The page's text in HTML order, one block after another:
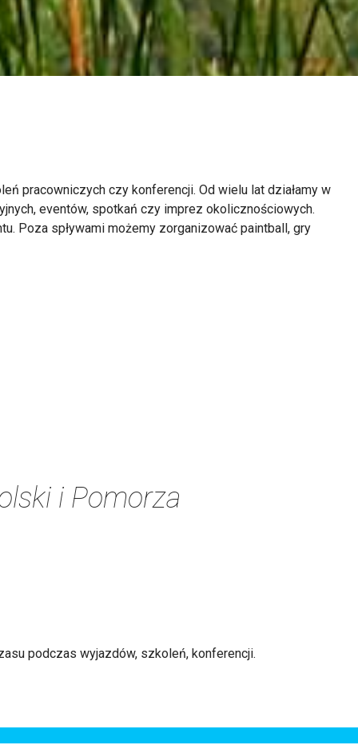
pracowniczych czy konferencji. Od wielu lat działamy w
eventów, spotkań czy imprez okolicznościowych.
Poza spływami możemy zorganizować paintball, gry
i Pomorza
podczas wyjazdów, szkoleń, konferencji.